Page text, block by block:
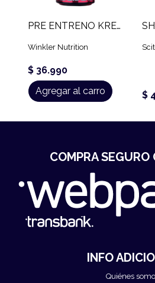
PRE ENTRENO KREATOR (600 GR)
Winkler Nutrition
$ 36.990
Agregar al carro
$
INFO
Quiénes
COMPRA SEGURO